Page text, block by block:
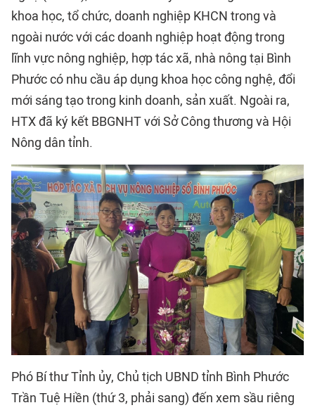
khoa học, tổ chức, doanh nghiệp KHCN trong và
ngoài nước với các doanh nghiệp hoạt động trong
lĩnh vực nông nghiệp, hợp tác xã, nhà nông tại Bình
Phước có nhu cầu áp dụng khoa học công nghệ, đổi
mới sáng tạo trong kinh doanh, sản xuất. Ngoài ra,
HTX đã ký kết BBGNHT với Sở Công thương và Hội
Nông dân tỉnh.
Phó Bí thư Tỉnh ủy, Chủ tịch UBND tỉnh Bình Phước
Trần Tuệ Hiền (thứ 3, phải sang) đến xem sầu riêng